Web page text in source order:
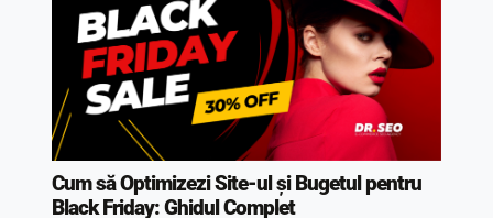
Cum să Optimizezi Site-ul și Bugetul pentru
Black Friday: Ghidul Complet